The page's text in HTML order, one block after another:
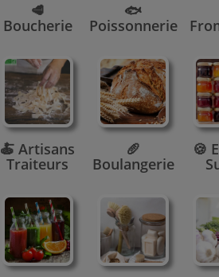
🥩
Boucherie
🐟
Poissonnerie
🍝 Artisans
Traiteurs
🥖
Boulangerie
🍪